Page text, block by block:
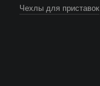
Чехлы для приставок